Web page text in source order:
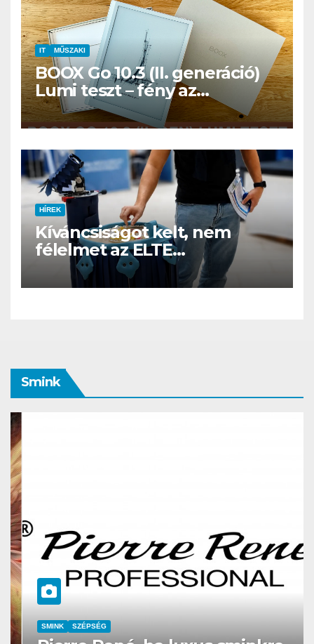
IT MŰSZAKI
BOOX Go 10.3 (II. generáció)
Lumi teszt – fény az
éjszakában, fél könyvtár a
családi csomagban
HÍREK
Kíváncsiságot kelt, nem
félelmet az ELTE
etológusainak felszolgáló
robotja
Smink
SMINK SZÉPSÉG